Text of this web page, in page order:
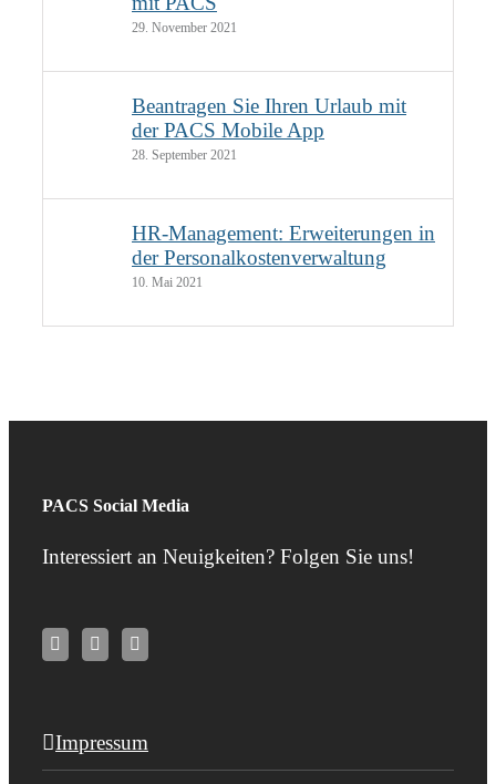
29. November 2021
Beantragen Sie Ihren Urlaub mit
der PACS Mobile App
28. September 2021
HR-Management: Erweiterungen in
der Personalkostenverwaltung
10. Mai 2021
PACS Social Media
Interessiert an Neuigkeiten? Folgen Sie uns!
Impressum